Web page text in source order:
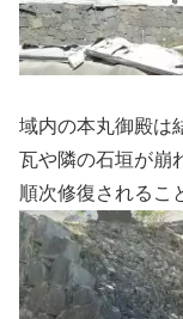
域内の本丸御殿は
瓦や隣の石垣が崩
順次修復されるこ